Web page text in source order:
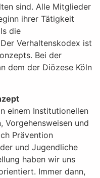
sind. Alle Mitglieder
ihrer Tätigkeit
die
Verhaltenskodex ist
Bei der
dem der Diözese Köln
einem Institutionellen
Vorgehensweisen und
Prävention
und Jugendliche
haben wir uns
Immer dann,